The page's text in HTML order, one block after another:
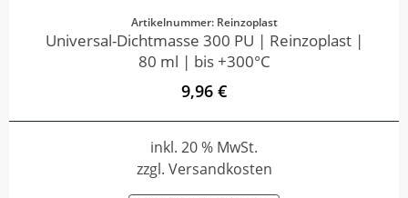
Artikelnummer: Reinzoplast
Universal-Dichtmasse 300 PU | Reinzoplast |
80 ml | bis +300°C
9,96 €
inkl. 20 % MwSt.
zzgl. Versandkosten